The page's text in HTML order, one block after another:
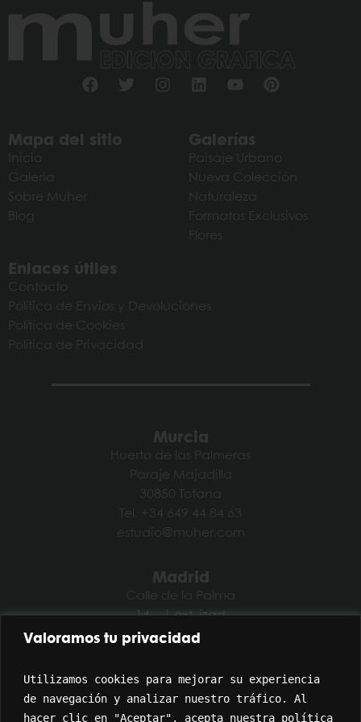
Valoramos tu privacidad
Utilizamos cookies para mejorar su experiencia
de navegación y analizar nuestro tráfico. Al
hacer clic en "Aceptar", acepta nuestra política
Mapa del sitio
Inicio
Galeria
Sobre Muher
Blog
Galerías
Paisaje Urbano
Nueva Colección
Naturaleza
Formatos Exclusivos
Flores
Enlaces útiles
Contacto
Política de Envios y Devoluciones
Política de Cookies
Política de Privacidad
Murcia
Huerto de las Palmeras
Paraje Majadilla
30850 Totana
Tel. +34 649 44 84 63
estudio@muher.com
Madrid
Calle de la Palma
14 – 1 ext. izqd
28004 Madrid
estudio@muher.com